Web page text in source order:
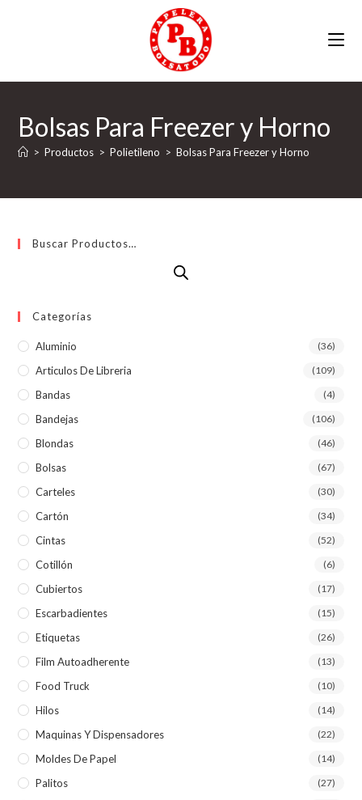
Bolsas Para Freezer y Horno
> Productos > Polietileno > Bolsas Para Freezer y Horno
Buscar Productos…
Categorías
Aluminio (36)
Articulos De Libreria (109)
Bandas (4)
Bandejas (106)
Blondas (46)
Bolsas (67)
Carteles (30)
Cartón (34)
Cintas (52)
Cotillón (6)
Cubiertos (17)
Escarbadientes (15)
Etiquetas (26)
Film Autoadherente (13)
Food Truck (10)
Hilos (14)
Maquinas Y Dispensadores (22)
Moldes De Papel (14)
Palitos (27)